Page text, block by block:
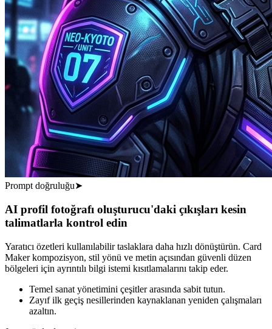
Prompt doğruluğu➤
AI profil fotoğrafı oluşturucu'daki çıkışları kesin
talimatlarla kontrol edin
Yaratıcı özetleri kullanılabilir taslaklara daha hızlı dönüştürün. Card
Maker kompozisyon, stil yönü ve metin açısından güvenli düzen
bölgeleri için ayrıntılı bilgi istemi kısıtlamalarını takip eder.
Temel sanat yönetimini çeşitler arasında sabit tutun.
Zayıf ilk geçiş nesillerinden kaynaklanan yeniden çalışmaları
azaltın.